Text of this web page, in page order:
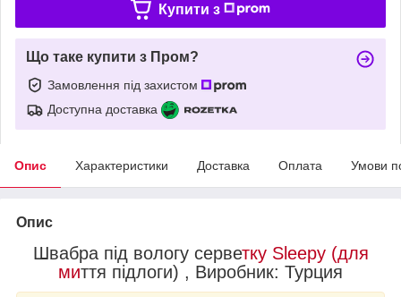
Купити з
Що таке купити з Пром?
Замовлення під захистом
Доступна доставка
Опис Характеристики Доставка Оплата Умови
Опис
Швабра під вологу серветку Sleepy (для
миття підлоги) , Виробник: Турция